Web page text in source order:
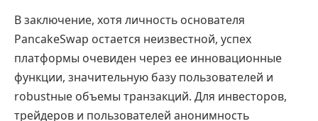
В заключение, хотя личность основателя
PancakeSwap остается неизвестной, успех
платформы очевиден через ее инновационные
функции, значительную базу пользователей и
robustные объемы транзакций. Для инвесторов,
трейдеров и пользователей анонимность